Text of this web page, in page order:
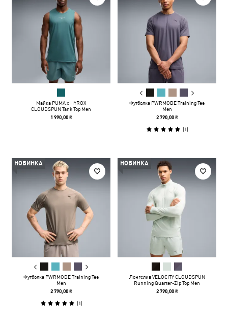
Майка PUMA x HYROX
CLOUDSPUN Tank Top Men
1 990,00 ₴
Футболка PWRMODE Training Tee
Men
2 790,00 ₴
(1)
НОВИНКА
Футболка PWRMODE Training Tee
Men
2 790,00 ₴
(1)
НОВИНКА
Лонгслив VELOCITY CLOUDSPUN
Running Quarter-Zip Top Men
2 790,00 ₴